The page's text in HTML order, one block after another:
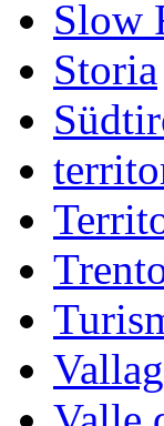
Slow
Storia